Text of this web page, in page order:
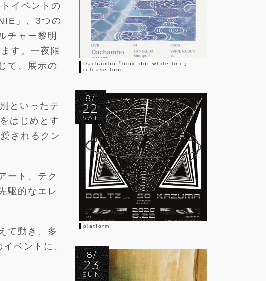
イベントの
」、3つの
チャー黎明
す。一夜限
て、展示の
といったテ
はじめとす
されるクン
ート、テク
駆的なエレ
て動き、多
ベントに、
Dachambo「blue dot white line」
release tour
8/
22
SAT
platform
8/
23
SUN